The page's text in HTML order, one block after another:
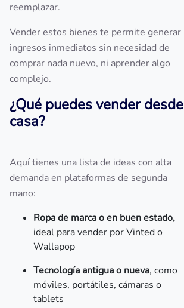
reemplazar.
Vender estos bienes te permite generar
ingresos inmediatos sin necesidad de
comprar nada nuevo, ni aprender algo
complejo.
¿Qué puedes vender desde
casa?
Aquí tienes una lista de ideas con alta
demanda en plataformas de segunda
mano:
Ropa de marca o en buen estado,
ideal para vender por Vinted o
Wallapop
Tecnología antigua o nueva, como
móviles, portátiles, cámaras o
tablets